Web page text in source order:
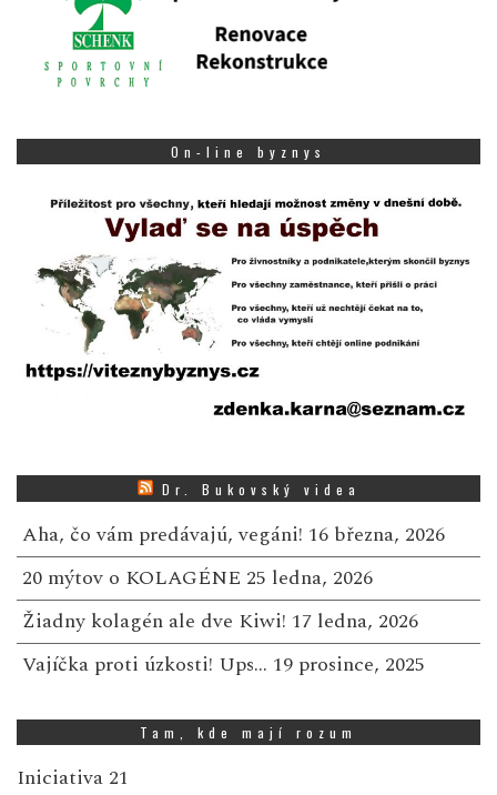
On-line byznys
Dr. Bukovský videa
Aha, čo vám predávajú, vegáni! 16 března, 2026
20 mýtov o KOLAGÉNE 25 ledna, 2026
Žiadny kolagén ale dve Kiwi! 17 ledna, 2026
Vajíčka proti úzkosti! Ups… 19 prosince, 2025
Tam, kde mají rozum
Iniciativa 21